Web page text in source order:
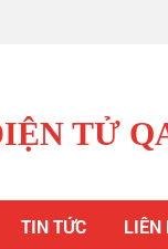
TỬ
TIN TỨC LIÊN